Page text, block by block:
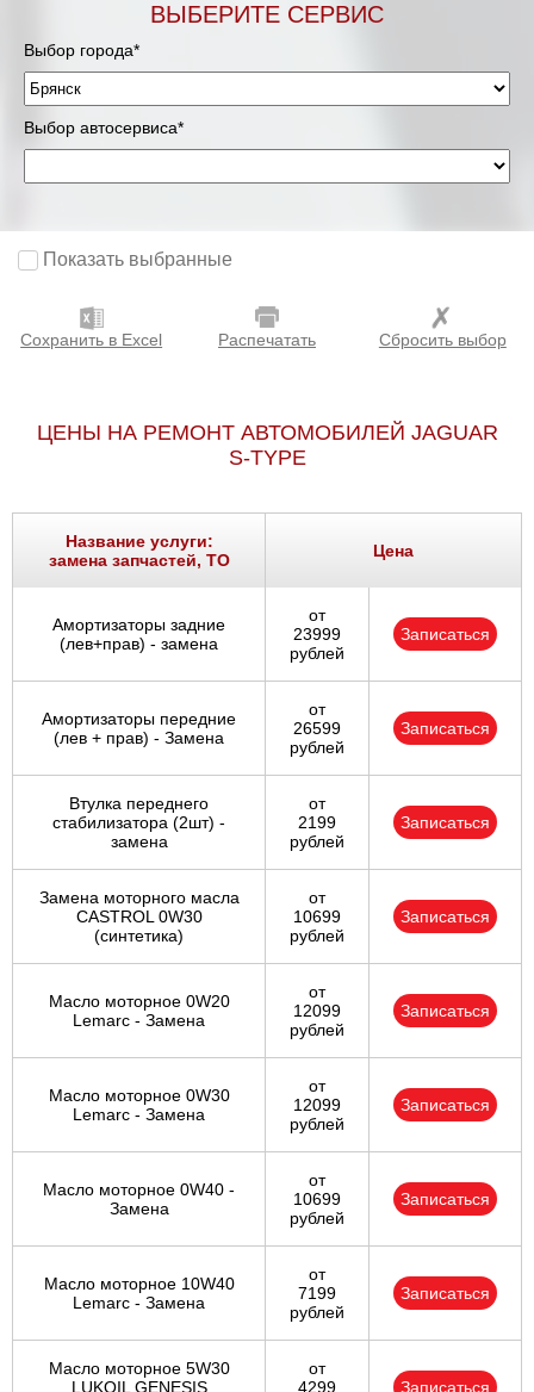
ВЫБЕРИТЕ СЕРВИС
Выбор города*
Выбор автосервиса*
Показать выбранные
Сохранить в Excel Распечатать Сбросить выбор
ЦЕНЫ НА РЕМОНТ АВТОМОБИЛЕЙ JAGUAR
S-TYPE
Название услуги:
замена запчастей, ТО
Цена
Амортизаторы задние
(лев+прав) - замена
от
23999
рублей
Записаться
Амортизаторы передние
(лев + прав) - Замена
от
26599
рублей
Записаться
Втулка переднего
стабилизатора (2шт) -
замена
от
2199
рублей
Записаться
Замена моторного масла
CASTROL 0W30
(синтетика)
от
10699
рублей
Записаться
Масло моторное 0W20
Lemarc - Замена
от
12099
рублей
Записаться
Масло моторное 0W30
Lemarc - Замена
от
12099
рублей
Записаться
Масло моторное 0W40 -
Замена
от
10699
рублей
Записаться
Масло моторное 10W40
Lemarc - Замена
от
7199
рублей
Записаться
Масло моторное 5W30
LUKOIL GENESIS
от
4299
Записаться